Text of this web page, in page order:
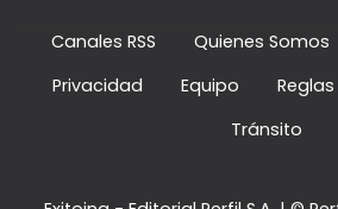
Canales RSS Quienes Somos
Privacidad
Equipo
Tránsito